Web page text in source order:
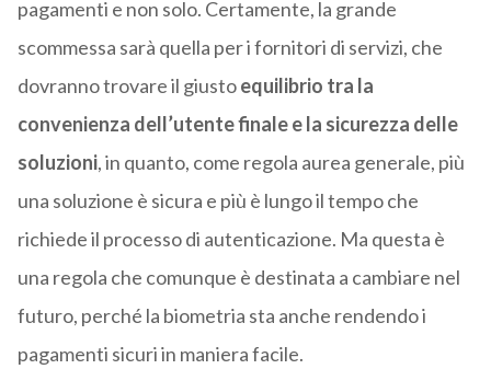
pagamenti e non solo. Certamente, la grande
scommessa sarà quella per i fornitori di servizi, che
dovranno trovare il giustoequilibrio tra la
convenienza dell’utente finale e la sicurezza delle
soluzioni, in quanto, come regola aurea generale, più
una soluzione è sicura e più è lungo il tempo che
richiede il processo di autenticazione. Ma questa è
una regola che comunque è destinata a cambiare nel
futuro, perché la biometria sta anche rendendo i
pagamenti sicuri in maniera facile.